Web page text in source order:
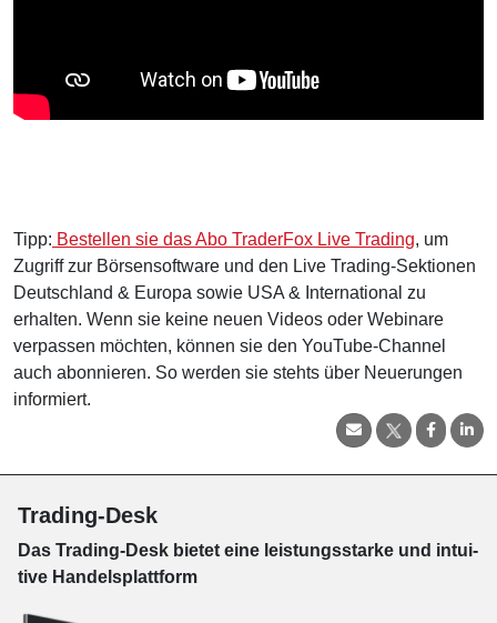
Tipp: Bestellen sie das Abo TraderFox Live Trading, um
Zugriff zur Börsensoftware und den Live Trading-Sektionen
Deutschland & Europa sowie USA & International zu
erhalten. Wenn sie keine neuen Videos oder Webinare
verpassen möchten, können sie den YouTube-Channel
auch abonnieren. So werden sie stehts über Neuerungen
informiert.
Trading-Desk
Das Trading-Desk bie­tet eine leis­tungs­star­ke und in­tui­
tive Han­dels­platt­form